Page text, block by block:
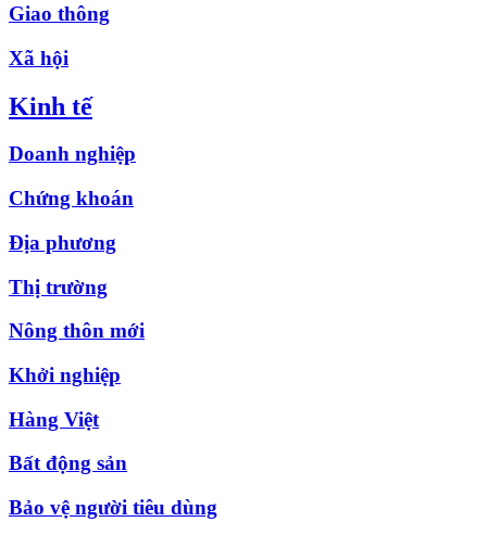
Giao thông
Xã hội
Kinh tế
Doanh nghiệp
Chứng khoán
Địa phương
Thị trường
Nông thôn mới
Khởi nghiệp
Hàng Việt
Bất động sản
Bảo vệ người tiêu dùng